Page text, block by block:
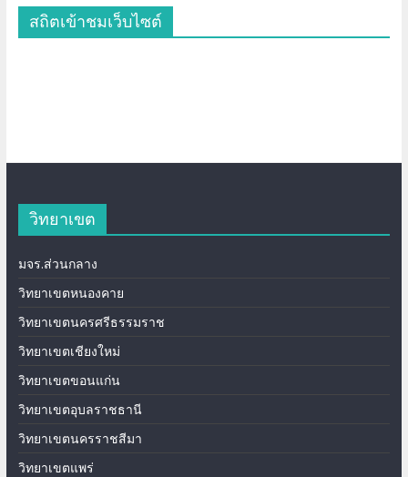
สถิตเข้าชมเว็บไซต์
วิทยาเขต
มจร.ส่วนกลาง
วิทยาเขตหนองคาย
วิทยาเขตนครศรีธรรมราช
วิทยาเขตเชียงใหม่
วิทยาเขตขอนแก่น
วิทยาเขตอุบลราชธานี
วิทยาเขตนครราชสีมา
วิทยาเขตแพร่